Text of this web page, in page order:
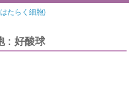
たらく細胞)
: 好酸球